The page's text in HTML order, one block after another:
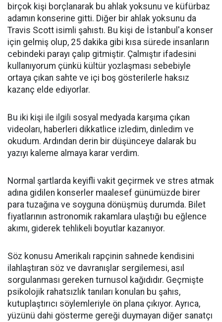
birçok kişi borçlanarak bu ahlak yoksunu ve küfürbaz
adamın konserine gitti. Diğer bir ahlak yoksunu da
Travis Scott isimli şahıstı. Bu kişi de İstanbul'a konser
için gelmiş olup, 25 dakika gibi kısa sürede insanların
cebindeki parayı çalıp gitmiştir. Çalmıştır ifadesini
kullanıyorum çünkü kültür yozlaşması sebebiyle
ortaya çıkan sahte ve içi boş gösterilerle haksız
kazanç elde ediyorlar.
Bu iki kişi ile ilgili ​sosyal medyada karşıma çıkan
videoları, haberleri dikkatlice izledim, dinledim ve
okudum. Ardından derin bir düşünceye dalarak bu
yazıyı kaleme almaya karar verdim.
​Normal şartlarda keyifli vakit geçirmek ve stres atmak
adına gidilen konserler maalesef günümüzde birer
para tuzağına ve soyguna dönüşmüş durumda. Bilet
fiyatlarının astronomik rakamlara ulaştığı bu eğlence
akımı, giderek tehlikeli boyutlar kazanıyor.
​Söz konusu Amerikalı rapçinin sahnede kendisini
ilahlaştıran söz ve davranışlar sergilemesi, asıl
sorgulanması gereken turnusol kağıdıdır. Geçmişte
psikolojik rahatsızlık tanıları konulan bu şahıs,
kutuplaştırıcı söylemleriyle ön plana çıkıyor. Ayrıca,
yüzünü dahi gösterme gereği duymayan diğer sanatçı